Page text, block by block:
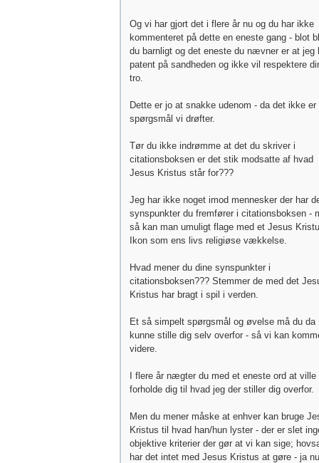
Og vi har gjort det i flere år nu og du har ikke
kommenteret på dette en eneste gang - blot
du barnligt og det eneste du nævner er at jeg
patent på sandheden og ikke vil respektere
tro.
Dette er jo at snakke udenom - da det ikke er
spørgsmål vi drøfter.
Tør du ikke indrømme at det du skriver i
citationsboksen er det stik modsatte af hvad
Jesus Kristus står for???
Jeg har ikke noget imod mennesker der har
synspunkter du fremfører i citationsboksen -
så kan man umuligt flage med et Jesus
Ikon som ens livs religiøse vækkelse.
Hvad mener du dine synspunkter i
citationsboksen??? Stemmer de med det
Kristus har bragt i spil i verden.
Et så simpelt spørgsmål og øvelse må du da
kunne stille dig selv overfor - så vi kan
videre.
I flere år nægter du med et eneste ord at ville
forholde dig til hvad jeg der stiller dig overfor.
Men du mener måske at enhver kan bruge
Kristus til hvad han/hun lyster - der er slet
objektive kriterier der gør at vi kan sige;
har det intet med Jesus Kristus at gøre - ja